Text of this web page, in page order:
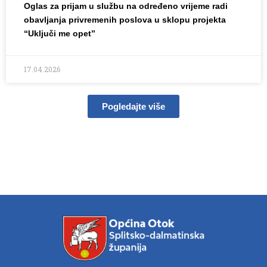
Oglas za prijam u službu na određeno vrijeme radi
obavljanja privremenih poslova u sklopu projekta
“Uključi me opet”
17.04.2026
Pogledajte više